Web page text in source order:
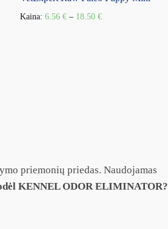
Kaina:6.56€ – 18.50€
priemonių priedas. Naudojamas
KENNEL ODOR ELIMINATOR?